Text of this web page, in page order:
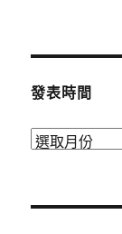
發表時間
發